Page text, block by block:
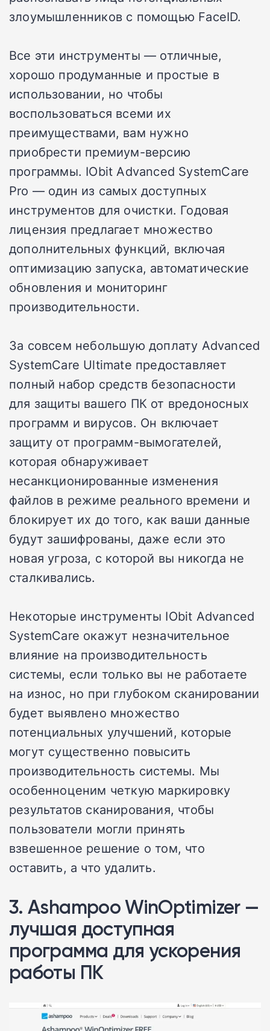
злоумышленников с помощью FaceID.
Все эти инструменты — отличные,
хорошо продуманные и простые в
использовании, но чтобы
воспользоваться всеми их
преимуществами, вам нужно
приобрести премиум-версию
программы. IObit Advanced SystemCare
Pro — один из самых доступных
инструментов для очистки. Годовая
лицензия предлагает множество
дополнительных функций, включая
оптимизацию запуска, автоматические
обновления и мониторинг
производительности.
За совсем небольшую доплату Advanced
SystemCare Ultimate предоставляет
полный набор средств безопасности
для защиты вашего ПК от вредоносных
программ и вирусов. Он включает
защиту от программ-вымогателей,
которая обнаруживает
несанкционированные изменения
файлов в режиме реального времени и
блокирует их до того, как ваши данные
будут зашифрованы, даже если это
новая угроза, с которой вы никогда не
сталкивались.
Некоторые инструменты IObit Advanced
SystemCare окажут незначительное
влияние на производительность
системы, если только вы не работаете
на износ, но при глубоком сканировании
будет выявлено множество
потенциальных улучшений, которые
могут существенно повысить
производительность системы. Мы
особенноценим четкую маркировку
результатов сканирования, чтобы
пользователи могли принять
взвешенное решение о том, что
оставить, а что удалить.
3. Ashampoo WinOptimizer —
лучшая доступная
программа для ускорения
работы ПК